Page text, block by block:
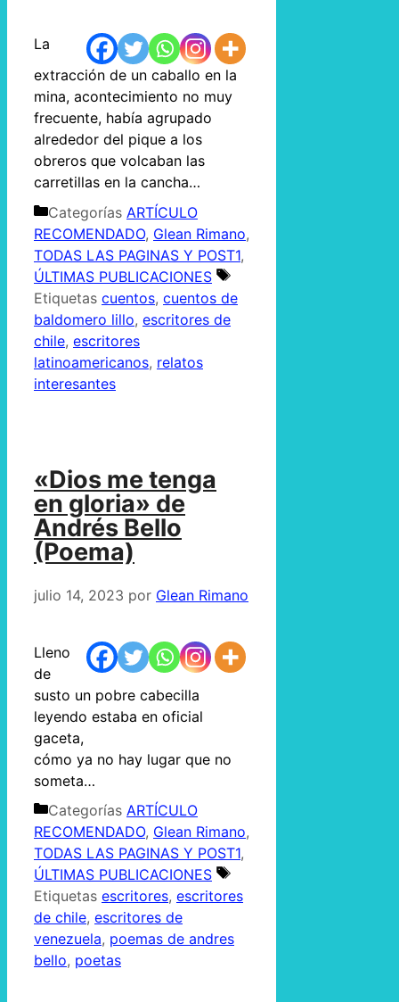
La
extracción de un caballo en la
mina, acontecimiento no muy
frecuente, había agrupado
alrededor del pique a los
obreros que volcaban las
carretillas en la cancha…
Categorías ARTÍCULO
RECOMENDADO, Glean Rimano,
TODAS LAS PAGINAS Y POST1,
ÚLTIMAS PUBLICACIONES
Etiquetas cuentos, cuentos de
baldomero lillo, escritores de
chile, escritores
latinoamericanos, relatos
interesantes
«Dios me tenga
en gloria» de
Andrés Bello
(Poema)
julio 14, 2023 por Glean Rimano
Lleno
de
susto un pobre cabecilla
leyendo estaba en oficial
gaceta,
cómo ya no hay lugar que no
someta…
Categorías ARTÍCULO
RECOMENDADO, Glean Rimano,
TODAS LAS PAGINAS Y POST1,
ÚLTIMAS PUBLICACIONES
Etiquetas escritores, escritores
de chile, escritores de
venezuela, poemas de andres
bello, poetas